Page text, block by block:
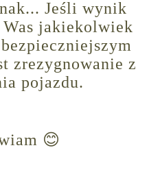
Jeśli wynik
jakiekolwiek
zrezygnowanie z
pojazdu.
😊